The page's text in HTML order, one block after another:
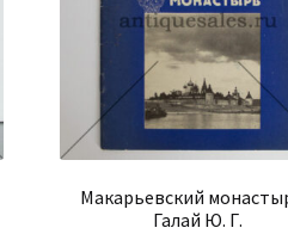
Макарьевский
Галай Ю. Г.